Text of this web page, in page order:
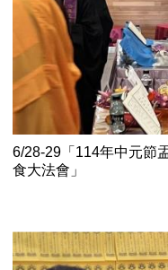
6/28-29「114年中元節
食大法會」